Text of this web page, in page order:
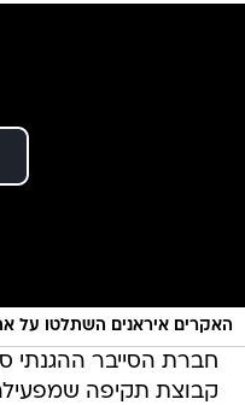
האקרים איראנים השתלטו על
חברת הסייבר ההגנתי
קבוצת תקיפה